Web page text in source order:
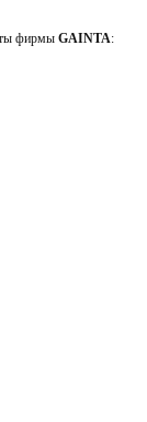
фирмы GAINTA: